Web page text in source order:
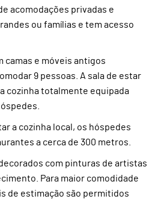
acomodações privadas e
ou famílias e tem acesso
camas e móveis antigos
9 pessoas. A sala de estar
cozinha totalmente equipada
a cozinha local, os hóspedes
a cerca de 300 metros.
com pinturas de artistas
Para maior comodidade
de estimação são permitidos